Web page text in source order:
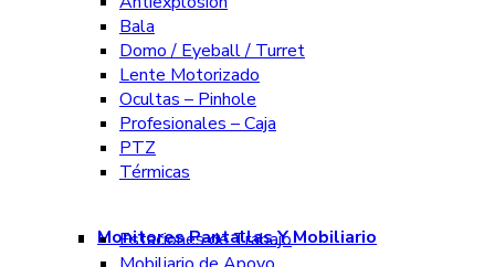
Bala
Domo / Eyeball / Turret
Lente Motorizado
Ocultas – Pinhole
Profesionales – Caja
PTZ
Térmicas
Monitores Pantallas Y Mobiliario
Estaciones de Trabajo